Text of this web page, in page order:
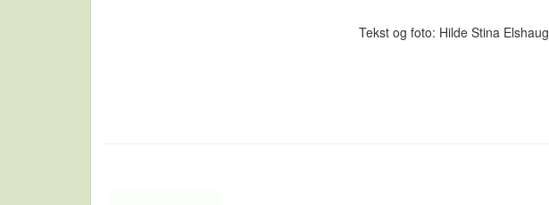
Tekst og foto: Hilde Stina Elshaug